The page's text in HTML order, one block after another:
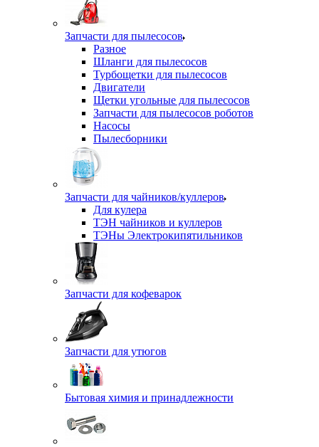
Запчасти для пылесосов
Разное
Шланги для пылесосов
Турбощетки для пылесосов
Двигатели
Щетки угольные для пылесосов
Запчасти для пылесосов роботов
Насосы
Пылесборники
Запчасти для чайников/куллеров
Для кулера
ТЭН чайников и куллеров
ТЭНы Электрокипятильников
Запчасти для кофеварок
Запчасти для утюгов
Бытовая химия и принадлежности